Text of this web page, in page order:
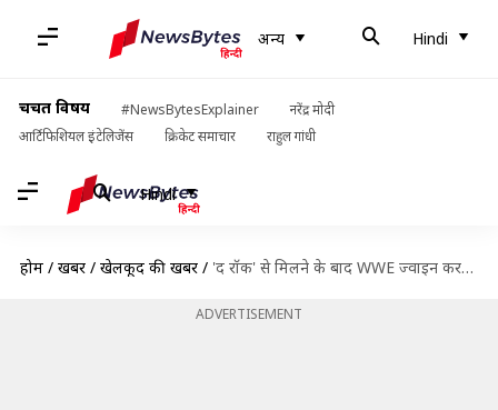
अन्य Hindi
चर्चित विषय #NewsBytesExplainer
नरेंद्र मोदी
आर्टिफिशियल इंटेलिजेंस
क्रिकेट समाचार राहुल गांधी
Hindi
होम / खबरें / खेलकूद की खबरें / 'द रॉक' से मिलने के बाद WWE ज्वाइन करना चाहता है यह प्रोफेशनल फुटबॉलर
ADVERTISEMENT